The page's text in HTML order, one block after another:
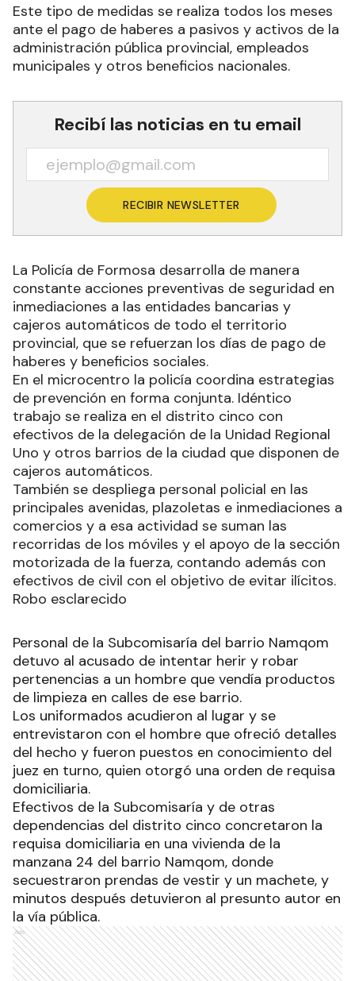
Este tipo de medidas se realiza todos los meses
ante el pago de haberes a pasivos y activos de la
administración pública provincial, empleados
municipales y otros beneficios nacionales.
Recibí las noticias en tu email
RECIBIR NEWSLETTER
La Policía de Formosa desarrolla de manera
constante acciones preventivas de seguridad en
inmediaciones a las entidades bancarias y
cajeros automáticos de todo el territorio
provincial, que se refuerzan los días de pago de
haberes y beneficios sociales.
En el microcentro la policía coordina estrategias
de prevención en forma conjunta. Idéntico
trabajo se realiza en el distrito cinco con
efectivos de la delegación de la Unidad Regional
Uno y otros barrios de la ciudad que disponen de
cajeros automáticos.
También se despliega personal policial en las
principales avenidas, plazoletas e inmediaciones a
comercios y a esa actividad se suman las
recorridas de los móviles y el apoyo de la sección
motorizada de la fuerza, contando además con
efectivos de civil con el objetivo de evitar ilícitos.
Robo esclarecido
Personal de la Subcomisaría del barrio Namqom
detuvo al acusado de intentar herir y robar
pertenencias a un hombre que vendía productos
de limpieza en calles de ese barrio.
Los uniformados acudieron al lugar y se
entrevistaron con el hombre que ofreció detalles
del hecho y fueron puestos en conocimiento del
juez en turno, quien otorgó una orden de requisa
domiciliaria.
Efectivos de la Subcomisaría y de otras
dependencias del distrito cinco concretaron la
requisa domiciliaria en una vivienda de la
manzana 24 del barrio Namqom, donde
secuestraron prendas de vestir y un machete, y
minutos después detuvieron al presunto autor en
la vía pública.
Ads